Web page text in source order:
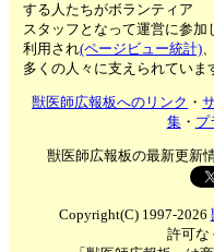
する人たちがボランティア
スタッフとなって運営に参加
利用され(ページビュー統計)、
多くの人々に支えられていま
獣医師広報板へのリンク ・
集・ プ
獣医師広報板の最新更新
Copyright(C) 1997-2026
許可な